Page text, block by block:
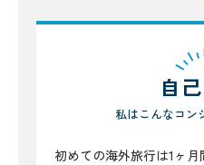
自
私はこんなコン
初めての海外旅行は1ヶ